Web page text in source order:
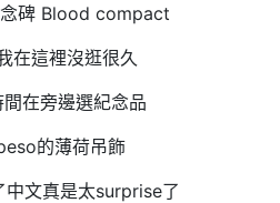
碑 Blood compact
在這裡沒逛很久
在旁邊選紀念品
的薄荷吊飾
中文真是太surprise了